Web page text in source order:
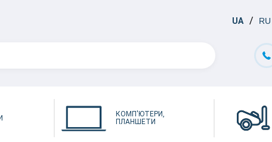
UA RU
КОМП'ЮТЕРИ,
ПЛАНШЕТИ